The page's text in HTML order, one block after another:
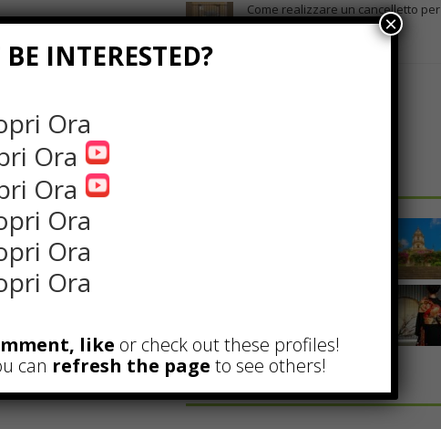
Come realizzare un cancelletto per
cani
INTERESTED?
Ora
Ora
Ora
Ora
Ora
Ora
like or check out these profiles!
can refresh the page to see others!
×